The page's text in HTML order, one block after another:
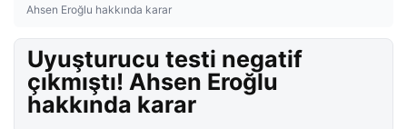
Ahsen Eroğlu hakkında karar
Uyuşturucu testi negatif
çıkmıştı! Ahsen Eroğlu
hakkında karar